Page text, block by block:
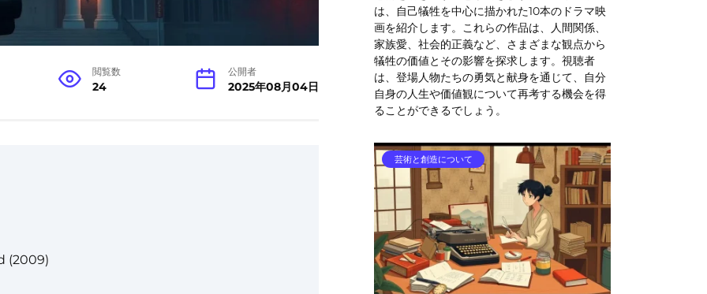
閲覧数
24
公開者
2025年08月04日
(2009)
は、自己犠牲を中心に描かれた10本のドラマ映
画を紹介します。これらの作品は、人間関係、
家族愛、社会的正義など、さまざまな観点から
犠牲の価値とその影響を探求します。視聴者
は、登場人物たちの勇気と献身を通じて、自分
自身の人生や価値観について再考する機会を得
ることができるでしょう。
芸術と創造について